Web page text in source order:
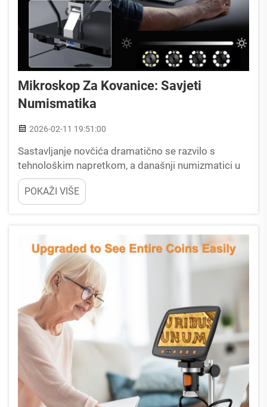
Mikroskop Za Kovanice: Savjeti
Numismatika
2026-02-11 19:51:00
Sastavljanje novčića dramatično se razvilo s
tehnološkim napretkom, a današnji numizmatici u
velikoj mjeri se oslanjaju na precizne instrumente
za ispitivanje svojih blaga. Mikroskop za kovanice
postao je neophodna alatka za ozbiljne sakupljače
POKAŽI VIŠE